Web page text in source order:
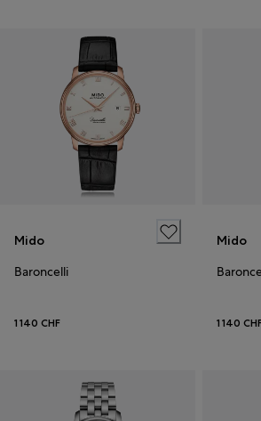
Mido
Baroncelli
1 140 CHF
Mido
1 140